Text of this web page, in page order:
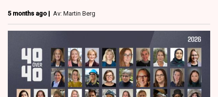
5 months ago | Av: Martin Berg